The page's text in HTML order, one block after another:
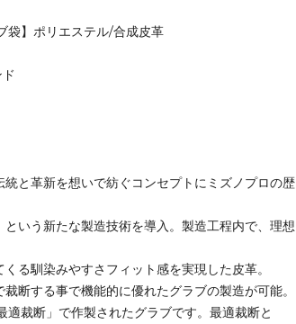
袋】ポリエステル/合成皮革
と革新を想いで紡ぐコンセプトにミズノプロの歴
いう新たな製造技術を導入。製造工程内で、理想
る馴染みやすさフィット感を実現した皮革。
断する事で機能的に優れたグラブの製造が可能。
裁断」で作製されたグラブです。最適裁断と